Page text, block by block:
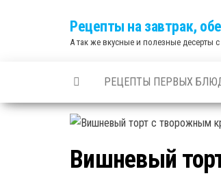
Рецепты на завтрак,
А так же вкусные и полезные десерты с
РЕЦЕПТЫ ПЕРВЫХ
Вишневый